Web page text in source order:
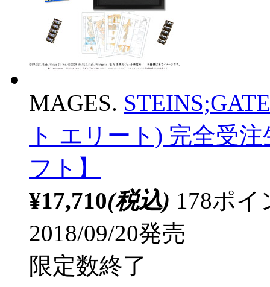
MAGES.
ト エリート) 完全受
フト】
¥17,710(税込) 178ポ
2018/09/20発売
限定数終了